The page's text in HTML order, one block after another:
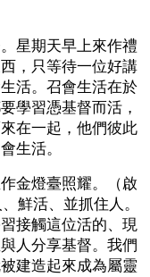
星期天早上來作禮
，只等待一位好講
活。召會生活在於
學習憑基督而活，
在一起，他們彼此
生活。
金燈臺照耀。（啟
鮮活、並抓住人。
接觸這位活的、現
人分享基督。我們
建造起來成為屬靈